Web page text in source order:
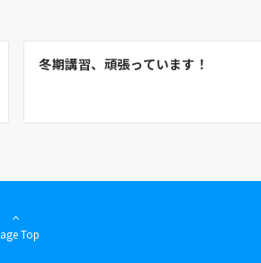
冬期講習、頑張っています！
Top